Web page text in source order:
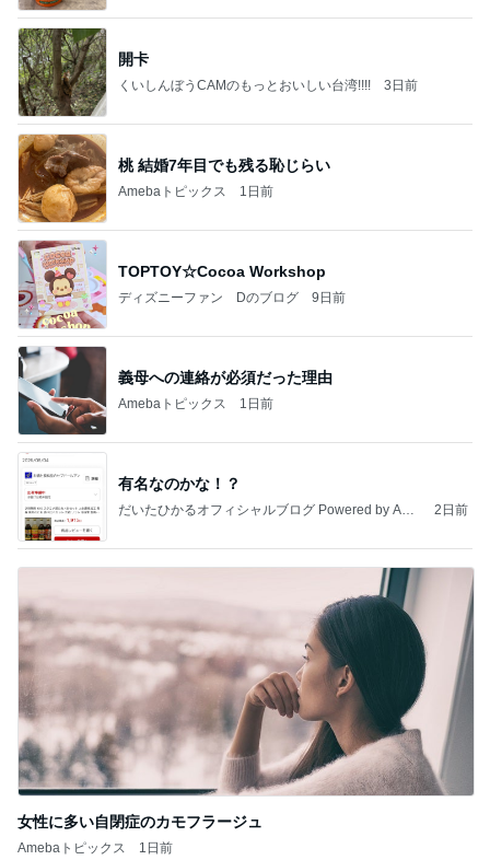
開卡
くいしんぼうCAMのもっとおいしい台湾!!!! 3日前
桃 結婚7年目でも残る恥じらい
Amebaトピックス 1日前
TOPTOY☆Cocoa Workshop
ディズニーファン Dのブログ 9日前
義母への連絡が必須だった理由
Amebaトピックス 1日前
有名なのかな！？
だいたひかるオフィシャルブログ Powered by Ame
2日前
女性に多い自閉症のカモフラージュ
Amebaトピックス 1日前